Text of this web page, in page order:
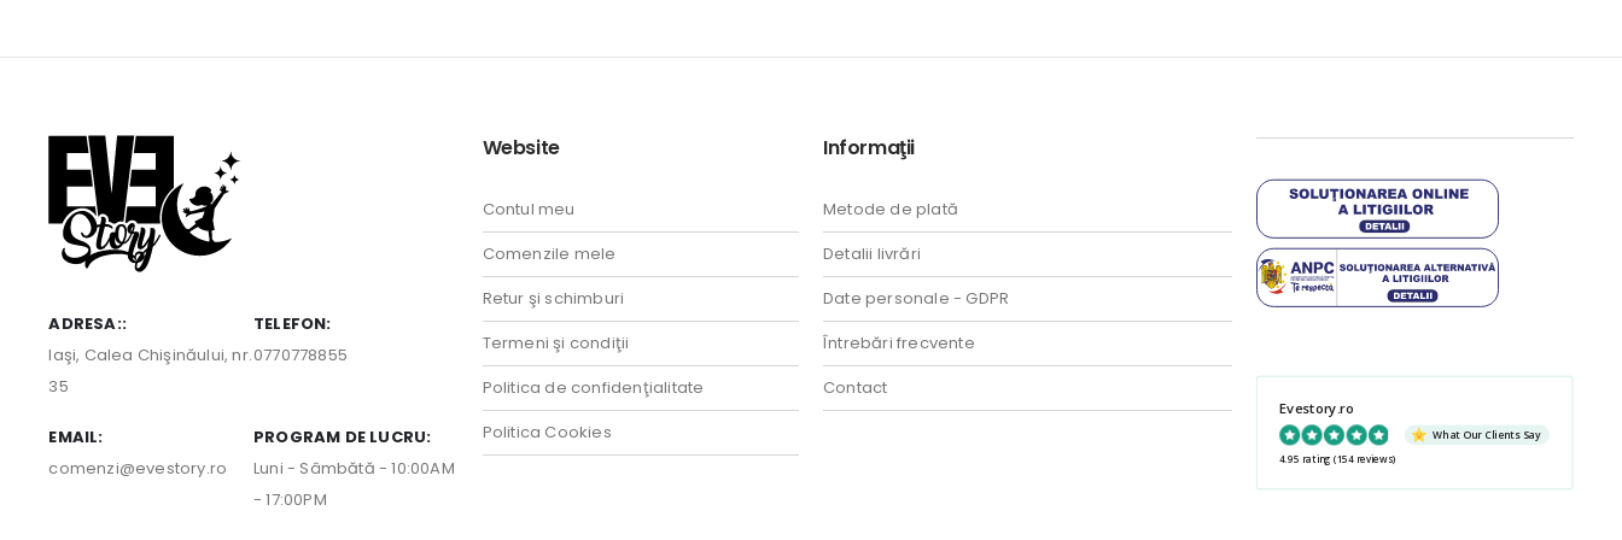
ADRESA::
Iaşi, Calea Chişinăului, nr.
35
TELEFON:
0770778855
EMAIL:
comenzi@evestory.ro
PROGRAM DE LUCRU:
Luni - Sâmbătă - 10:00AM
- 17:00PM
Website
Contul meu
Comenzile mele
Retur şi schimburi
Termeni şi condiţii
Politica de confidenţialitate
Politica Cookies
Informaţii
Metode de plată
Detalii livrări
Date personale - GDPR
Întrebări frecvente
Contact
Evestory.ro
What Our Clients Say
4.95 rating (154 reviews)